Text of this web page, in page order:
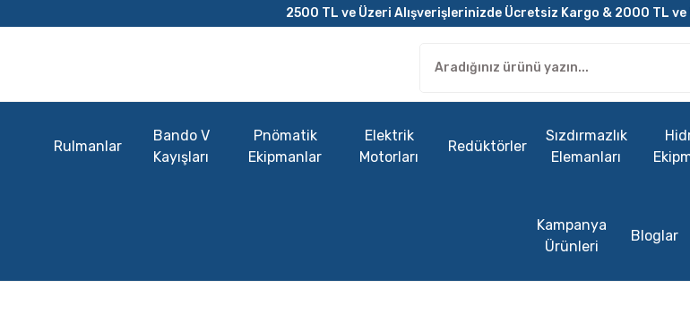
2500 TL ve Üzeri Alışverişlerinizde Ücretsiz Kargo & 2000 TL
Rulmanlar
Bando V
Kayışları
Pnömatik
Ekipmanlar
Elektrik
Motorları
Redüktörler
Sızdırmazlık
Elemanları
Kampanya
Ürünleri
Bloglar